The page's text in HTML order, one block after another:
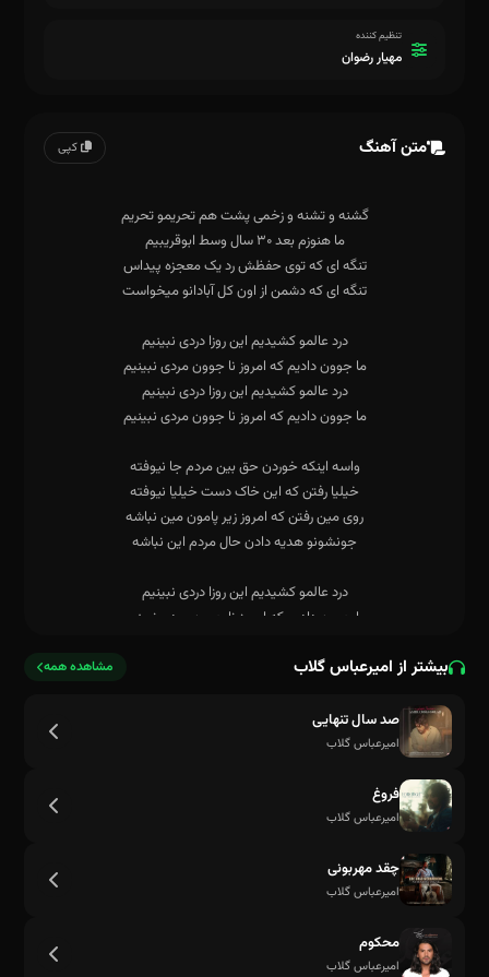
تنظیم کننده
مهیار رضوان
متن آهنگ کپی
ما جوون دادیم که امروز نا جوون مردی نبینیمبیشتر از امیرعباس گلاب مشاهده همه
صد سال تنهایی
امیرعباس گلاب
فروغ
امیرعباس گلاب
چقد مهربونی
امیرعباس گلاب
محکوم
امیرعباس گلاب